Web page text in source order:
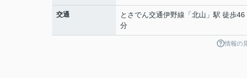
交通 とさでん交通伊野線 「北山 」駅 徒歩46
分
情報の